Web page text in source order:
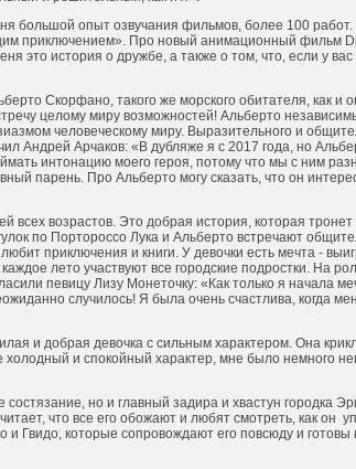
большой опыт озвучания фильмов, более 100
приключением». Про новый анимационный фильм
это история о дружбе, а также о том, что, если у вас
Скорфано, такого же морского обитателя, как и
целому миру возможностей! Альберто
человеческому миру. Выразительного и
Андрей Арчаков: «В дубляже я с 2017 года, но
интонацию моего героя, потому что мы с ним
парень. Про Альберто могу сказать, что он
возрастов. Это добрая история, которая тронет
по Портороссо Лука и Альберто встречают
приключения и книги. У девочки есть мечта -
лето участвуют все городские подростки. На
певицу Лизу Монеточку: «Как только я начала
случилось! Я была очень счастлива, когда
и добрая девочка с сильным характером. Она
холодный и спокойный характер, мне было немного
но и главный задира и хвастун городка
что все его обожают и любят смотреть, как он
и Гвидо, которые сопровождают его повсюду и